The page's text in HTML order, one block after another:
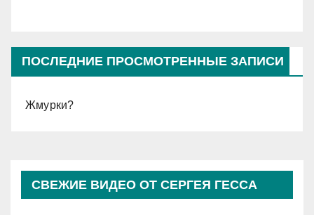
ПОСЛЕДНИЕ ПРОСМОТРЕННЫЕ ЗАПИСИ
Жмурки?
СВЕЖИЕ ВИДЕО ОТ СЕРГЕЯ ГЕССА